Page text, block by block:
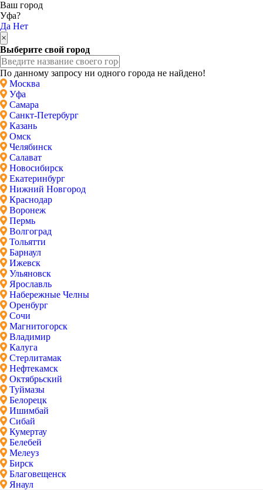
Ваш город
Уфа?
Да Нет
×
Выберите свой город
По данному запросу ни одного города не найдено!
Москва
Уфа
Самара
Санкт-Петербург
Казань
Омск
Челябинск
Салават
Новосибирск
Екатеринбург
Нижний Новгород
Краснодар
Воронеж
Пермь
Волгоград
Тольятти
Барнаул
Ижевск
Ульяновск
Ярославль
Набережные Челны
Оренбург
Сочи
Магнитогорск
Владимир
Калуга
Стерлитамак
Нефтекамск
Октябрьский
Туймазы
Белорецк
Ишимбай
Сибай
Кумертау
Белебей
Мелеуз
Бирск
Благовещенск
Янаул